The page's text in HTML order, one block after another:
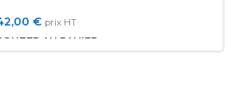
€ prix HT
AU PANIER